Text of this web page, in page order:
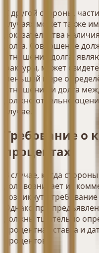
С другой стороны,
случаях может также
доказательства
долга. Совершение
отношении долга,
фактуры, может
меньшей мере
отношений и долга
должно отдельно
случае.
Требование о
процентах
В случае, когда
долг возникает из
возникнуть
Однако при
должны тщательно
процентная ставка и
процентов.